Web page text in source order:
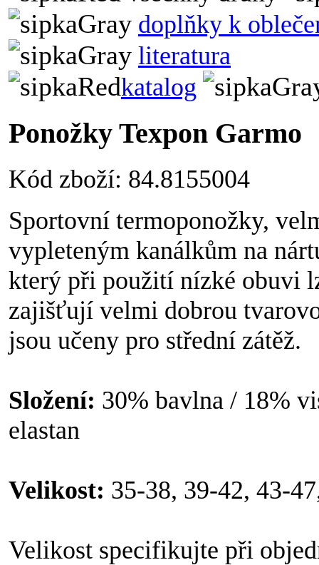
doplňky k
literatura
katalog
Ponožky Texpon Garmo
Kód zboží: 84.8155004
Sportovní termoponožky,
vypleteným kanálkům na
který při použití nízké obuvi
zajišťují velmi dobrou
jsou učeny pro střední zátěž.
Složení: 30% bavlna / 18%
elastan
Velikost: 35-38, 39-42, 43-
Velikost specifikujte při